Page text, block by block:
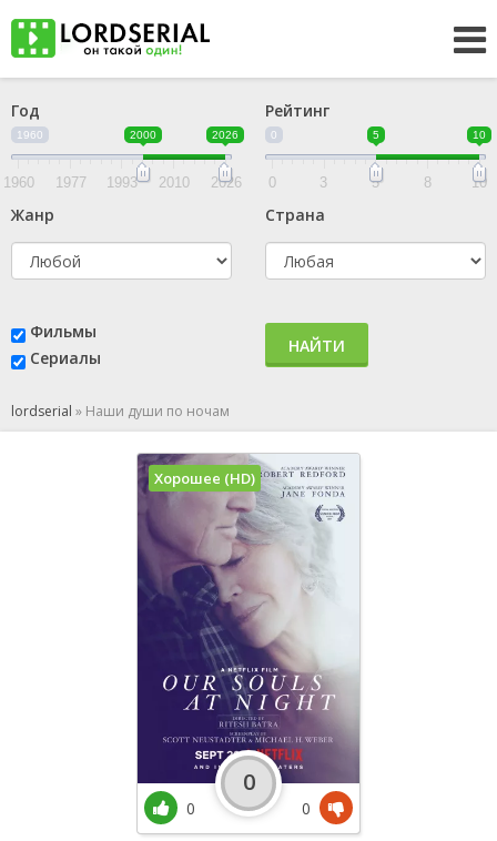
Год
1960 2000 2026
1960 1977 1993 2010 2026
Рейтинг
0 5 10
0 3 5 8 10
Жанр Страна
Фильмы
Сериалы
НАЙТИ
lordserial » Наши души по ночам
Хорошее (HD)
0
0
0